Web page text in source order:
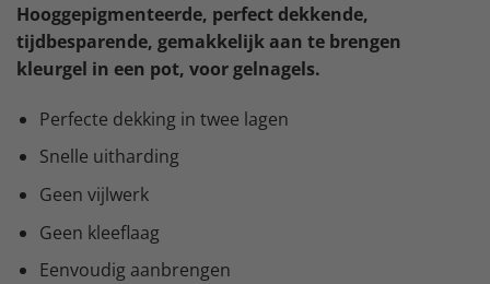
Hooggepigmenteerde, perfect dekkende,
tijdbesparende, gemakkelijk aan te brengen
kleurgel in een pot, voor gelnagels.
Perfecte dekking in twee lagen
Snelle uitharding
Geen vijlwerk
Geen kleeflaag
Eenvoudig aanbrengen